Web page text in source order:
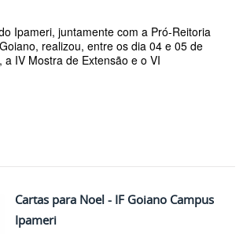
Ipameri, juntamente com a Pró-Reitoria
realizou, entre os dia 04 e 05 de
IV Mostra de Extensão e o VI
Cartas para Noel - IF Goiano Campus
Ipameri